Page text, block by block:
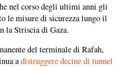
nel corso degli ultimi anni gli
le misure di sicurezza lungo il
la Striscia di Gaza.
del terminale di Rafah,
adistruggere decine di tunnel